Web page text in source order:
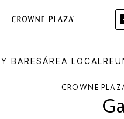
BARESÁREA LOCAL
CROWNE